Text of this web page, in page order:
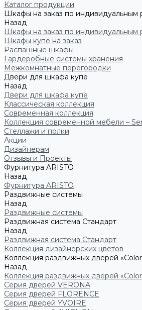
Каталог продукции
Шкафы на заказ по индивидуальным
Назад
Шкафы на заказ по индивидуальным
Шкафы купе на заказ
Распашные шкафы
Гардеробные системы хранения
Межкомнатные перегородки
Двери для шкафа купе
Назад
Двери для шкафа купе
Классическая коллекция
Современная коллекция
Коллекция современной мебели –
Стеллажи и полки
Акции
Дизайнерам
Отзывы и Проекты
Фурнитура ARISTO
Назад
Фурнитура ARISTO
Раздвижные системы
Назад
Раздвижные системы
Раздвижная система Стандарт
Назад
Раздвижная система Стандарт
Коллекция дизайнерских цветов
Коллекция раздвижных дверей
Назад
Коллекция раздвижных дверей
Серия дверей VERONA
Серия дверей FLORENCE
Серия дверей YVOIRE